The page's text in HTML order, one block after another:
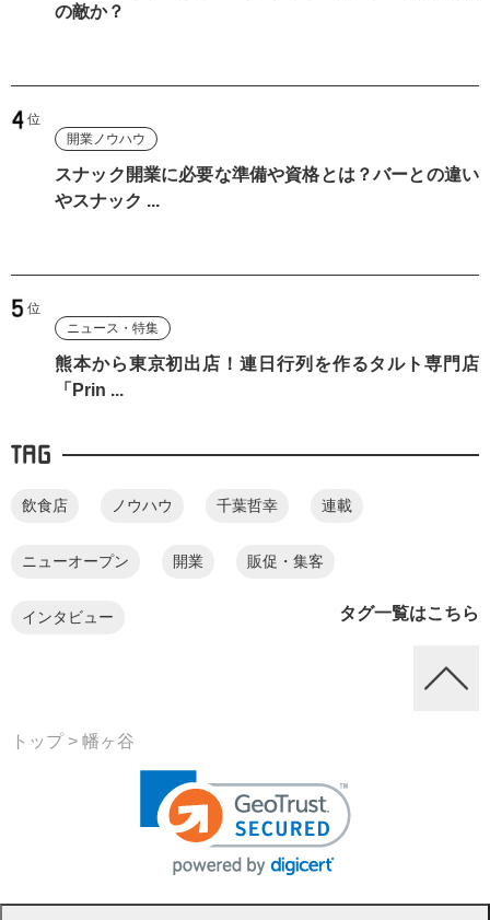
の敵か？
開業ノウハウ
スナック開業に必要な準備や資格とは？バーとの違い
やスナック ...
ニュース・特集
熊本から東京初出店！連日行列を作るタルト専門店
「Prin ...
TAG
飲食店 ノウハウ 千葉哲幸 連載
ニューオープン 開業 販促・集客
インタビュー タグ一覧はこちら
トップ> 幡ヶ谷